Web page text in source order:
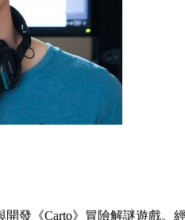
發《Carto》冒險解謎遊戲。